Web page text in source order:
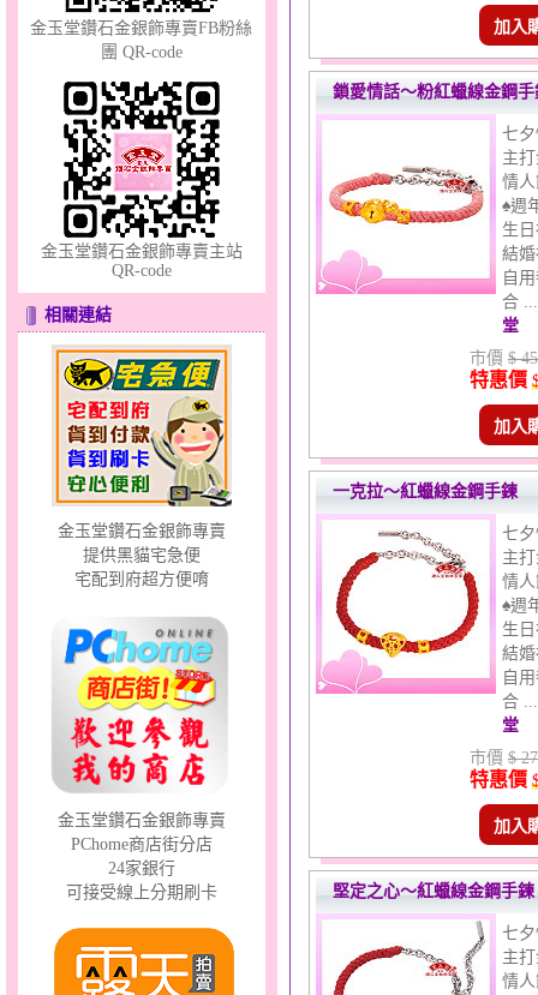
夢想幸福～男黃金戒指
分享愛～金銀鋼套鍊
幸福祈願～金銀鋼套鍊
彩蝶倩影～金銀鋼套鍊
金玉堂鑽石金銀飾專賣FB粉絲
團 QR-code
金玉堂鑽石金銀飾專賣主站
QR-code
相關連結
金玉堂鑽石金銀飾專賣
提供黑貓宅急便
宅配到府超方便唷
金玉堂鑽石金銀飾專賣
PChome商店街分店
24家銀行
可接受線上分期刷卡
加入
鎖愛情話～粉紅蠟線金鋼手
七
主
情
♠週
生
結
自
合
堂
市價 $
特惠價
加入
一克拉～紅蠟線金鋼手鍊
七
主
情
♠週
生
結
自
合
堂
市價 $
特惠價
加入
堅定之心～紅蠟線金鋼手鍊
七
主
情